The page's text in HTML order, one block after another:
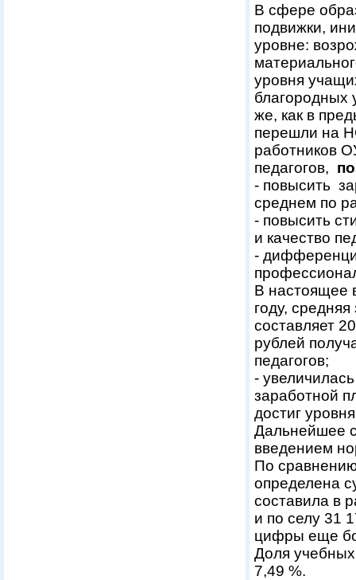
В сфере
подвижки,
уровне:
уровня
благородных
же, как в
перешли на
работников
педагогов,
- повысить
среднем по
- повысить
и качество
-
В настоящее
году,
составляет
рублей
педагогов;
-
заработной
достиг
Дальнейшее
введением
По
определена
составила в
и по селу 31
цифры еще
Доля
7,49 %.